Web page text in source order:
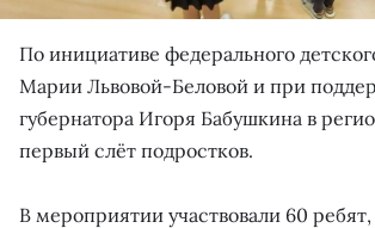
По инициативе федерального
Марии Львовой-Беловой и при
губернатора Игоря Бабушкина в
первый слёт подростков.
В мероприятии участвовали 60